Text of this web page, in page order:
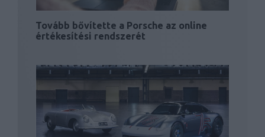
Tovább bővítette a Porsche az online
értékesítési rendszerét